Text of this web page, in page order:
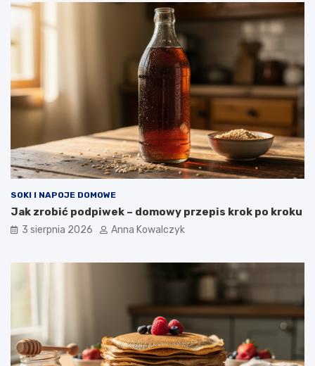
SOKI I NAPOJE DOMOWE
Jak zrobić podpiwek – domowy przepis krok po kroku
3 sierpnia 2026 Anna Kowalczyk